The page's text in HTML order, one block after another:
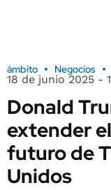
ámbito Negocios
18 de junio 2025 -
Donald
extender
futuro de
Unidos